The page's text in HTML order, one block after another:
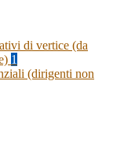
di vertice (da
1
(dirigenti non